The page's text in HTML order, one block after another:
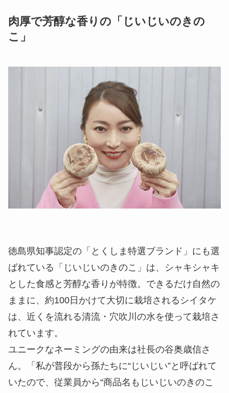
肉厚で芳醇な香りの「じいじいのきの
こ」
徳島県知事認定の「とくしま特選ブランド」にも選
ばれている「じいじいのきのこ」は、シャキシャキ
とした食感と芳醇な香りが特徴。できるだけ自然の
ままに、約100日かけて大切に栽培されるシイタケ
は、近くを流れる清流・穴吹川の水を使って栽培さ
れています。
ユニークなネーミングの由来は社長の谷奥歳信さ
ん。「私が普段から孫たちに“じいじい”と呼ばれて
いたので、従業員から“商品名もじいじいのきのこ